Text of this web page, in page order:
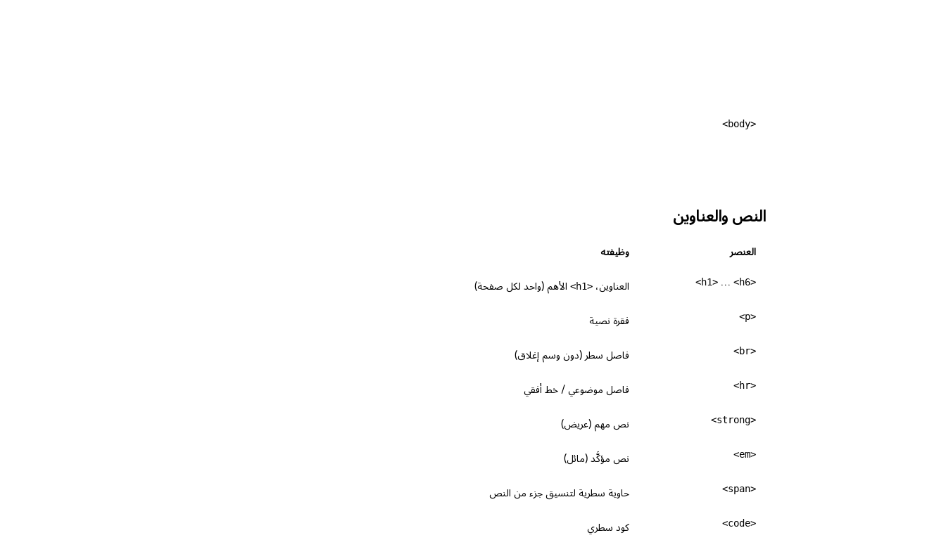
<body>
النص والعناوين
العنصر وظيفته
<h1>
… <h6> العناوين، <h1> الأهم (واحد لكل صفحة)
<p> فقرة نصية
<br> فاصل سطر (دون وسم إغلاق)
<hr> فاصل موضوعي / خط أفقي
<strong> نص مهم (عريض)
<em> نص مؤكَّد (مائل)
<span> حاوية سطرية لتنسيق جزء من النص
<code> كود سطري